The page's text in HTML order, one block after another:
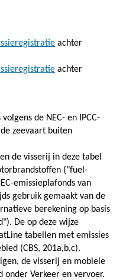
achter
achter
de NEC- en IPCC-
zeevaart buiten
de visserij in deze tabel
("fuel-
emissieplafonds van
gebruik gemaakt van de
berekening op basis
De op deze wijze
tabellen met emissies
(CBS, 201a,b,c).
de visserij en mobiele
Verkeer en vervoer.